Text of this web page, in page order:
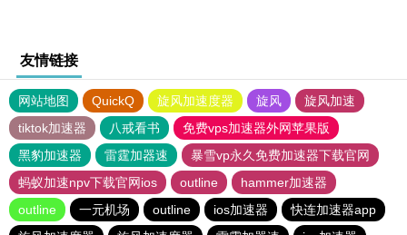
友情链接
网站地图 QuickQ 旋风加速度器 旋风
旋风加速
tiktok加速器
八戒看书
免费vps加速器外网苹果版
黑豹加速器
雷霆加器速
暴雪vp永久免费加速器下载官网
蚂蚁加速npv下载官网ios
outline
hammer加速器
outline
一元机场 outline ios加速器
快连加速器app